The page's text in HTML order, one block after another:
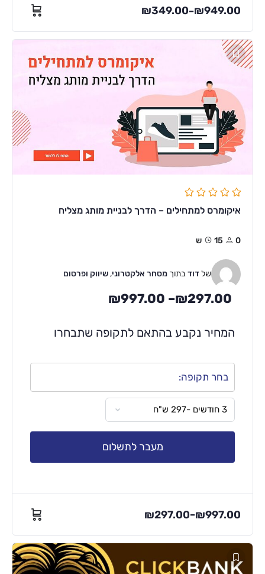
₪349.00–₪949.00
איקומרס למתחילים – הדרך לבניית מותג מצליח
0 15ש
שלדודבתוך מסחר אלקטרוני, שיווק ופרסום
₪297.00
–
₪997.00
המחיר נקבע בהתאם לתקופה שתבחרו
בחר תקופה:
מעבר לתשלום
₪297.00–₪997.00